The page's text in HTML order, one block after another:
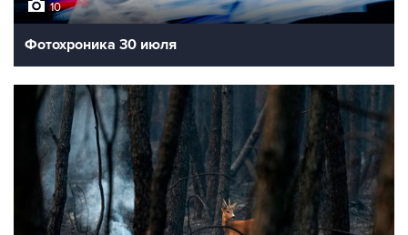
10
Фотохроника 30 июля